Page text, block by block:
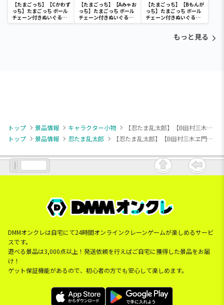
【たまごっち】【Cかわず
っち】たまごっち ボール
チェーン付きぬいぐるみ
～Tamagotchi
【たまごっち】【Aみゃお
っち】たまごっち ボール
チェーン付きぬいぐるみ
～Tamagotchi
【たまごっち】【Bもんが
っち】たまごっち ボール
チェーン付きぬいぐるみ
～Tamagotchi
もっと見る
トップ 景品情報 キャラクター小物
【忍たま乱太郎】【B田村三木ヱ門】忍たま乱太郎 ほわぬい～会計委員会～
トップ
景品情報 忍たま乱太郎 【忍たま乱太郎】【B田村三木ヱ門】忍たま乱太郎 ほわぬい～会計委員会～
DMMオンクレは自宅にて24時間オンラインクレーンゲームが楽しめるサービ
スです。
遊べる景品は3,000点以上！発送依頼を行えばご自宅に獲得した景品をお届
け！
ゲット保証機能があるので、初心者の方でも安心して楽しめます。